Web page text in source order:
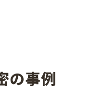
の事例